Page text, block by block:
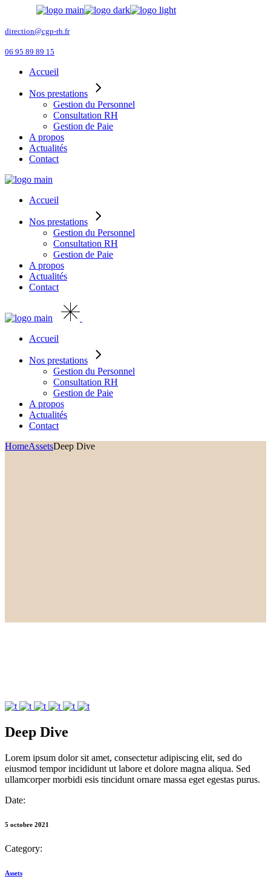
the
direction@cgp-rh.fr
06 95 89 89 15
Accueil
Nos prestations
Gestion du Personnel
Consultation RH
Gestion de Paie
A propos
Actualités
Contact
Accueil
Nos prestations
Gestion du Personnel
Consultation RH
Gestion de Paie
A propos
Actualités
Contact
Accueil
Nos prestations
Gestion du Personnel
Consultation RH
Gestion de Paie
A propos
Actualités
Contact
HomeAssetsDeep Dive
Deep Dive
Lorem ipsum dolor sit amet, consectetur adipiscing elit, sed do
eiusmod tempor incididunt ut labore et dolore magna aliqua. Sed
ullamcorper morbidi esis tincidunt ornare massa eget egestas purus.
Date:
5 octobre 2021
Category:
Assets